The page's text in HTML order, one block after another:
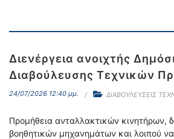
Διενέργεια ανοιχτής
Διαβούλευσης Τεχνικών
24/07/2026 12:40 μμ. ΔΙΑΒΟΥΛΕΥΣΕΙΣ
Προμήθεια ανταλλακτικών κινητήρων,
βοηθητικών μηχανημάτων και λοιπού